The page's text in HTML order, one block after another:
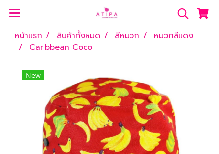
หน้าแรก สินค้าทั้งหมด สีหมวก
หมวกสีแดง
Caribbean Coco
New